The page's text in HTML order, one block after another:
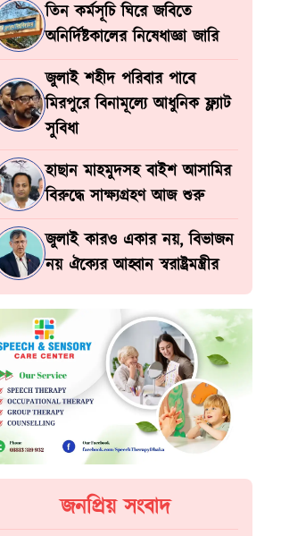
তিন কর্মসূচি ঘিরে জবিতে
অনির্দিষ্টকালের নিষেধাজ্ঞা জারি
জুলাই শহীদ পরিবার পাবে
মিরপুরে বিনামূল্যে আধুনিক ফ্ল্যাট
সুবিধা
হাছান মাহমুদসহ বাইশ আসামির
বিরুদ্ধে সাক্ষ্যগ্রহণ আজ শুরু
জুলাই কারও একার নয়, বিভাজন
নয় ঐক্যের আহ্বান স্বরাষ্ট্রমন্ত্রীর
জনপ্রিয় সংবাদ